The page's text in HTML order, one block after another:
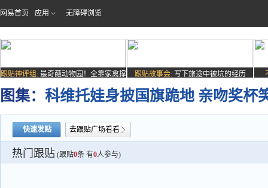
网易首页 应用 无障碍浏览
跟贴神评组: 最奇葩动物园！全靠家禽撑
场子
跟贴故事会: 写下旅途中被坑的经历
图集： 科维托娃身披国旗跪地 亲吻奖杯
快速发贴 去跟贴广场看看
热门跟贴 (跟贴0条 有0人参与)